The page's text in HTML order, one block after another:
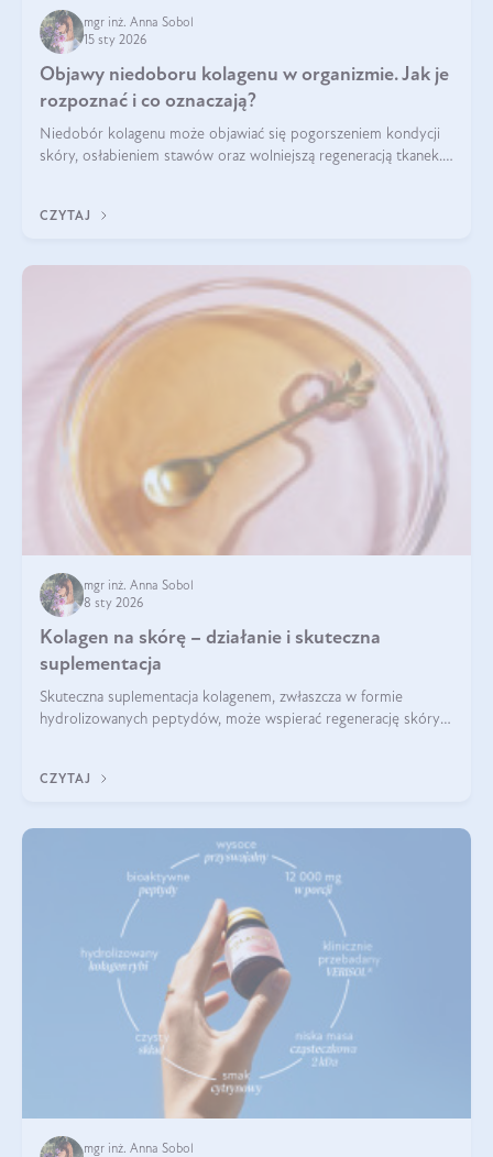
mgr inż. Anna Sobol
15 sty 2026
Objawy niedoboru kolagenu w organizmie. Jak je
rozpoznać i co oznaczają?
Niedobór kolagenu może objawiać się pogorszeniem kondycji
skóry, osłabieniem stawów oraz wolniejszą regeneracją tkanek.
osłabienie włosów.
CZYTAJ
mgr inż. Anna Sobol
8 sty 2026
Kolagen na skórę – działanie i skuteczna
suplementacja
Skuteczna suplementacja kolagenem, zwłaszcza w formie
hydrolizowanych peptydów, może wspierać regenerację skóry i
CZYTAJ
mgr inż. Anna Sobol